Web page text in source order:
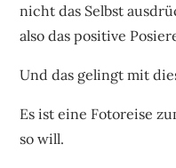
nicht das Selbst
also das positive
Und das gelingt mit
Es ist eine Fotoreise
so will.